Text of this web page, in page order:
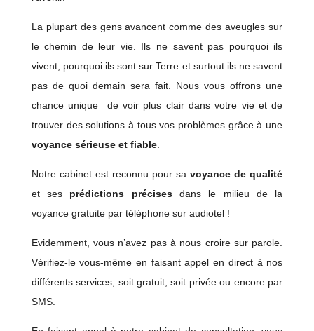
La plupart des gens avancent comme des aveugles sur
le chemin de leur vie. Ils ne savent pas pourquoi ils
vivent, pourquoi ils sont sur Terre et surtout ils ne savent
pas de quoi demain sera fait. Nous vous offrons une
chance unique de voir plus clair dans votre vie et de
trouver des solutions à tous vos problèmes grâce à une
voyance sérieuse et fiable.
Notre cabinet est reconnu pour savoyance de qualité
et ses prédictions précisesdans le milieu de la
voyance gratuite par téléphone sur audiotel !
Evidemment, vous n’avez pas à nous croire sur parole.
Vérifiez-le vous-même en faisant appel en direct à nos
différents services, soit gratuit, soit privée ou encore par
SMS.